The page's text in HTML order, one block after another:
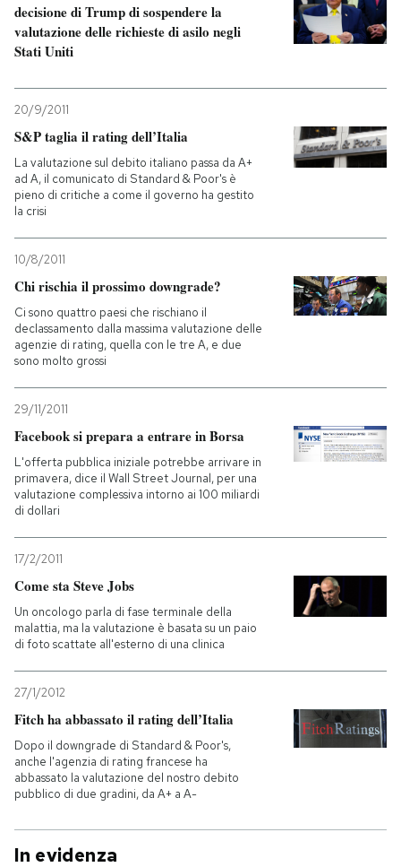
decisione di Trump di sospendere la
valutazione delle richieste di asilo negli
Stati Uniti
20/9/2011
S&P taglia il rating dell’Italia
La valutazione sul debito italiano passa da A+
ad A, il comunicato di Standard & Poor's è
pieno di critiche a come il governo ha gestito
la crisi
10/8/2011
Chi rischia il prossimo downgrade?
Ci sono quattro paesi che rischiano il
declassamento dalla massima valutazione delle
agenzie di rating, quella con le tre A, e due
sono molto grossi
29/11/2011
Facebook si prepara a entrare in Borsa
L'offerta pubblica iniziale potrebbe arrivare in
primavera, dice il Wall Street Journal, per una
valutazione complessiva intorno ai 100 miliardi
di dollari
17/2/2011
Come sta Steve Jobs
Un oncologo parla di fase terminale della
malattia, ma la valutazione è basata su un paio
di foto scattate all'esterno di una clinica
27/1/2012
Fitch ha abbassato il rating dell’Italia
Dopo il downgrade di Standard & Poor's,
anche l'agenzia di rating francese ha
abbassato la valutazione del nostro debito
pubblico di due gradini, da A+ a A-
In evidenza